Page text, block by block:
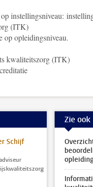
instellingsniveau:
(ITK)
op opleidingsniveau.
kwaliteitszorg (ITK)
Schijf
Zie ook